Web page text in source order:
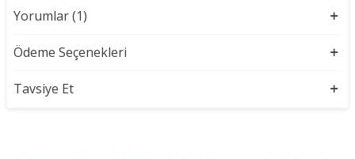
Yorumlar (1)
Ödeme Seçenekleri
Tavsiye Et